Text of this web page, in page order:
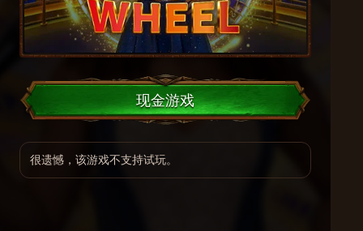
现金游戏
很遗憾，该游戏不支持试玩。